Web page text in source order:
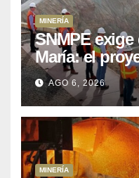
MINERÍA
SNMPE
María: el
que Perú
posponiendo
AGO 6, 2026
MINERÍA